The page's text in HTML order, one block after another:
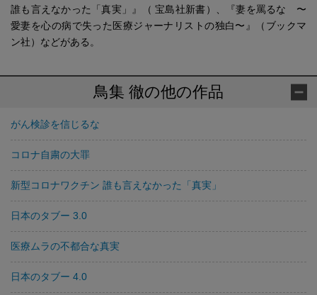
誰も言えなかった「真実」』（ 宝島社新書）、『妻を罵るな 〜
愛妻を心の病で失った医療ジャーナリストの独白〜』（ブックマ
ン社）などがある。
鳥集 徹の他の作品
がん検診を信じるな
コロナ自粛の大罪
新型コロナワクチン 誰も言えなかった「真実」
日本のタブー 3.0
医療ムラの不都合な真実
日本のタブー 4.0